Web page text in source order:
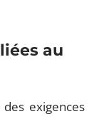
au
exigences